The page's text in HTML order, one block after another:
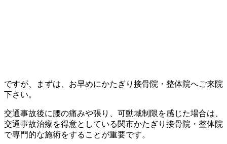
ですが、まずは、お早めにかたぎり接骨院・整体院へご来院
下さい。
交通事故後に腰の痛みや張り、可動域制限を感じた場合は、
交通事故治療を得意としている関市かたぎり接骨院・整体院
で専門的な施術をすることが重要です。